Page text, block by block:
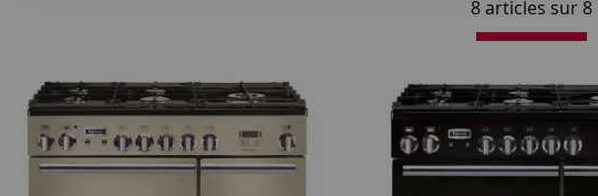
8 articles sur 8